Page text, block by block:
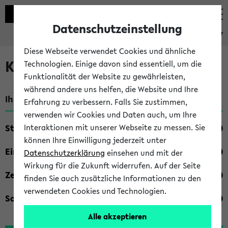
eKVV
Kombisuche im eKVV
Ihre Suchkriterien:
Studienfach
Einrichtung
Zeiten
Sonstiges
Datenschutzeinstellung
Diese Webseite verwendet Cookies und ähnliche
Technologien. Einige davon sind essentiell, um die
Funktionalität der Website zu gewährleisten,
während andere uns helfen, die Website und Ihre
Erfahrung zu verbessern. Falls Sie zustimmen,
verwenden wir Cookies und Daten auch, um Ihre
Interaktionen mit unserer Webseite zu messen. Sie
können Ihre Einwilligung jederzeit unter
Datenschutzerklärung einsehen und mit der
Wirkung für die Zukunft widerrufen. Auf der Seite
finden Sie auch zusätzliche Informationen zu den
verwendeten Cookies und Technologien.
Alle akzeptieren